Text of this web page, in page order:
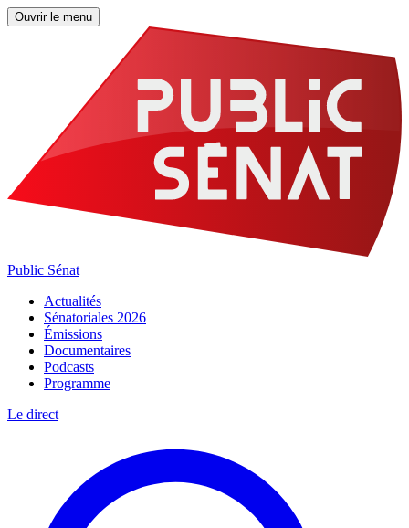
Ouvrir le menu
Public Sénat
Actualités
Sénatoriales 2026
Émissions
Documentaires
Podcasts
Programme
Le direct